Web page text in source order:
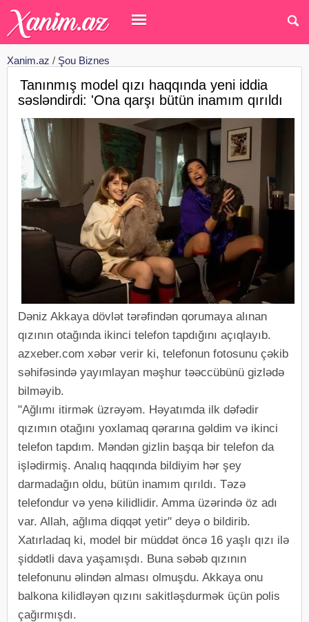
Xanim.az / Şou Biznes
Tanınmış model qızı haqqında yeni iddia
səsləndirdi: 'Ona qarşı bütün inamım qırıldı
Dəniz Akkaya dövlət tərəfindən qorumaya alınan
qızının otağında ikinci telefon tapdığını açıqlayıb.
azxeber.com xəbər verir ki, telefonun fotosunu çəkib
səhifəsində yayımlayan məşhur təəccübünü gizlədə
bilməyib.
"Ağlımı itirmək üzrəyəm. Həyatımda ilk dəfədir
qızımın otağını yoxlamaq qərarına gəldim və ikinci
telefon tapdım. Məndən gizlin başqa bir telefon da
işlədirmiş. Analıq haqqında bildiyim hər şey
darmadağın oldu, bütün inamım qırıldı. Təzə
telefondur və yenə kilidlidir. Amma üzərində öz adı
var. Allah, ağlıma diqqət yetir" deyə o bildirib.
Xatırladaq ki, model bir müddət öncə 16 yaşlı qızı ilə
şiddətli dava yaşamışdı. Buna səbəb qızının
telefonunu əlindən alması olmuşdu. Akkaya onu
balkona kilidləyən qızını sakitləşdurmək üçün polis
çağırmışdı.